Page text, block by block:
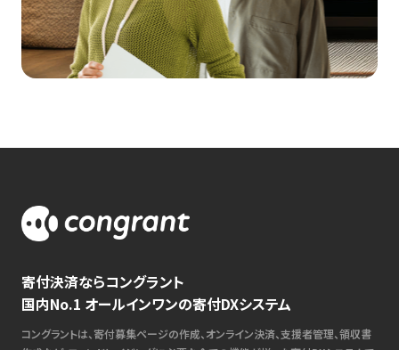
寄付決済ならコングラント
国内No.1 オールインワンの寄付DXシステム
コングラントは、寄付募集ページの作成、オンライン決済、支援者管理、領収書